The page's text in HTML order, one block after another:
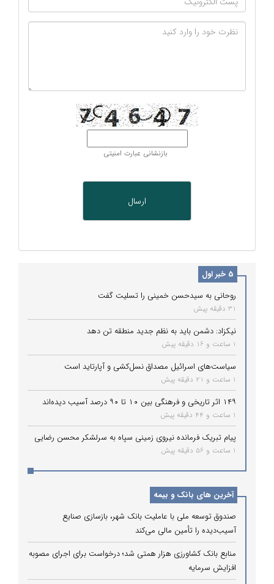
بازنشانی عبارت امنیتی
5 خبر اول
روحانی به سیدحسن خمینی را تسلیت گفت
31 دقیقه پیش
نیکزاد: دشمن باید به نظم جدید منطقه تن دهد
1 ساعت و 16 دقیقه پیش
سیاست‌های اسرائیل مصداق نسل‌کشی و آپارتاید است
1 ساعت و 21 دقیقه پیش
۱۴۹ اثر تاریخی و فرهنگی بین ۱۰ تا ۹۰ درصد آسیب دیده‌اند
1 ساعت و 44 دقیقه پیش
پیام تبریک فرمانده نیروی زمینی سپاه به سرلشکر محسن رضایی
1 ساعت و 56 دقیقه پیش
آخرین های بانک و بیمه
صندوق توسعه ملی با عاملیت بانک شهر، بازسازی صنایع
آسیب‌دیده را تأمین مالی می‌کند
منابع بانک کشاورزی هزار همتی شد؛ درخواست برای اجرای مصوبه
افزایش سرمایه